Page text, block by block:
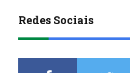
Redes Sociais